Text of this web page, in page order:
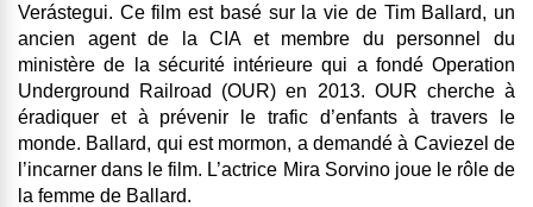
Verástegui. Ce film est basé sur la vie de Tim Ballard, un
ancien agent de la CIA et membre du personnel du
ministère de la sécurité intérieure qui a fondé Operation
Underground Railroad (OUR) en 2013. OUR cherche à
éradiquer et à prévenir le trafic d’enfants à travers le
monde. Ballard, qui est mormon, a demandé à Caviezel de
l’incarner dans le film. L’actrice Mira Sorvino joue le rôle de
la femme de Ballard.